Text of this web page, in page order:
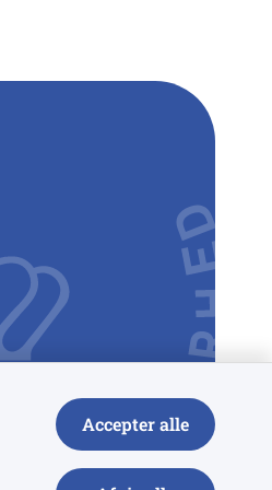
Accepter alle